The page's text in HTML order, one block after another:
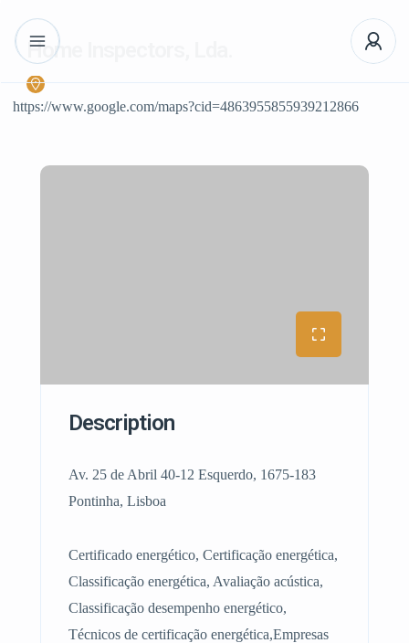
Home Inspectors, Lda.
https://www.google.com/maps?cid=4863955855939212866
Description
Av. 25 de Abril 40-12 Esquerdo, 1675-183
Pontinha, Lisboa
Certificado energético, Certificação energética,
Classificação energética, Avaliação acústica,
Classificação desempenho energético,
Técnicos de certificação energética,Empresas